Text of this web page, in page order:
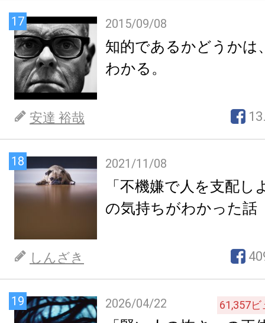
17 2015/09/08
知的であるかどうかは
わかる。
安達 裕哉
18 2021/11/08
「不機嫌で人を支配し
の気持ちがわかった話
しんざき
19 2026/04/22 61,357ビ